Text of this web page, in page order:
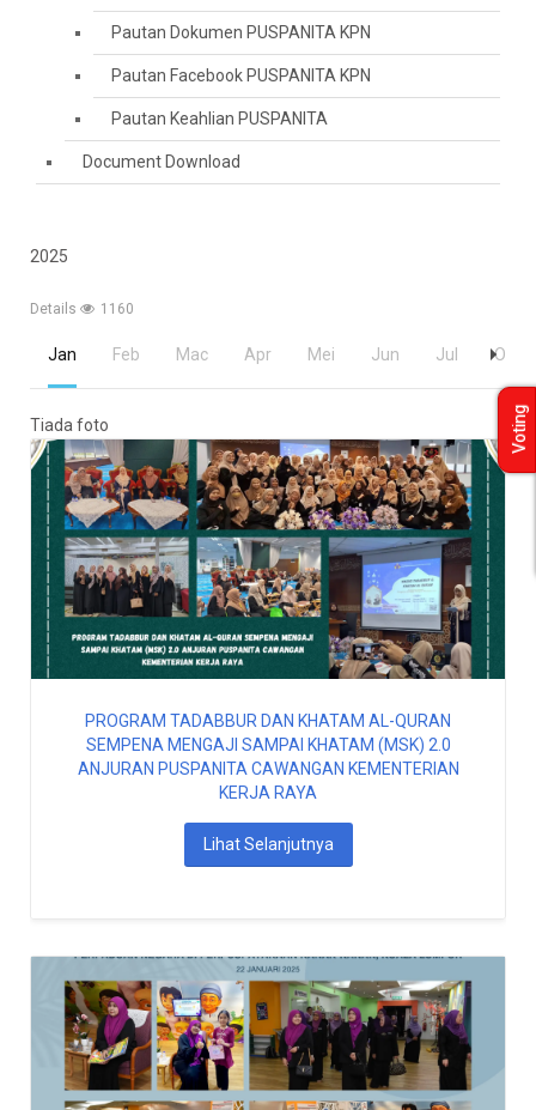
Pautan Dokumen PUSPANITA KPN
Pautan Facebook PUSPANITA KPN
Pautan Keahlian PUSPANITA
Document Download
2025
Details 1160
Jan Feb Mac Apr Mei Jun Jul Ogos
Tiada foto
PROGRAM TADABBUR DAN KHATAM AL-QURAN
SEMPENA MENGAJI SAMPAI KHATAM (MSK) 2.0
ANJURAN PUSPANITA CAWANGAN KEMENTERIAN
KERJA RAYA
Lihat Selanjutnya
Voting